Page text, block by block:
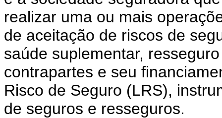
realizar uma ou mais
de aceitação de riscos de
saúde suplementar,
contrapartes e seu
Risco de Seguro (LRS),
de seguros e resseguros.